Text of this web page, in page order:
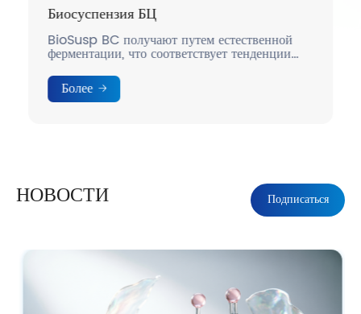
Биосуспензия БЦ
BioSusp BC получают путем естественной
ферментации, что соответствует тенденции
достижения углеродной нейтральности.
Более
НОВОСТИ Подписаться